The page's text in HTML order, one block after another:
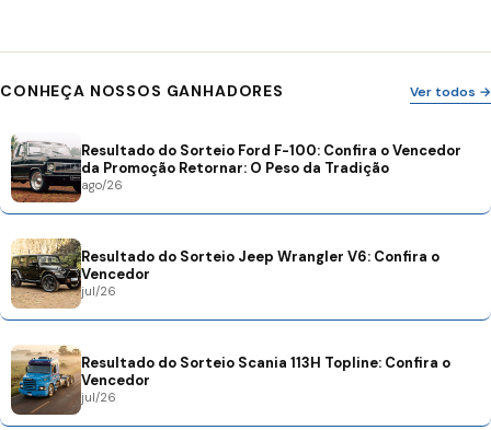
CONHEÇA NOSSOS GANHADORES Ver todos →
Resultado do Sorteio Ford F-100: Confira o Vencedor
da Promoção Retornar: O Peso da Tradição
ago/26
Resultado do Sorteio Jeep Wrangler V6: Confira o
Vencedor
jul/26
Resultado do Sorteio Scania 113H Topline: Confira o
Vencedor
jul/26